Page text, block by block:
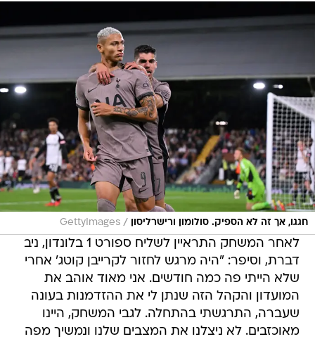
חגגו, אך זה לא הספיק. סולומון ורישרליסון /
GettyImages
לאחר המשחק התראיין לשליח ספורט 1 בלונדון, ניב
דברת, וסיפר: "היה מרגש לחזור לקרייבן קוטג' אחרי
שלא הייתי פה כמה חודשים. אני מאוד אוהב את
המועדון והקהל הזה שנתן לי את ההזדמנות בעונה
שעברה, התרגשתי בהתחלה. לגבי המשחק, היינו
מאוכזבים. לא ניצלנו את המצבים שלנו ונמשיך מפה